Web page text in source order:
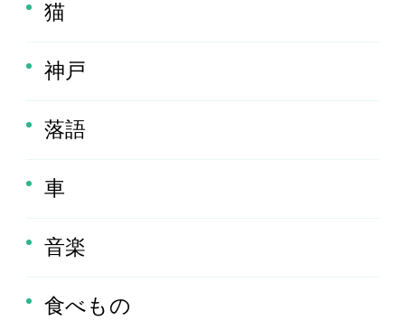
猫
神戸
落語
車
音楽
食べもの